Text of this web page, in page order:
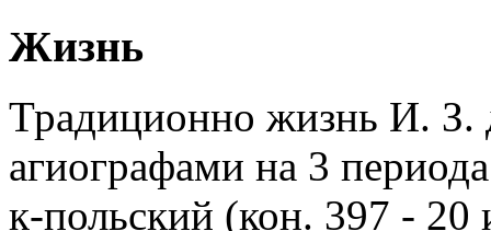
Жизнь
Традиционно жизнь И. З.
агиографами на 3
к-польский (кон. 397 -